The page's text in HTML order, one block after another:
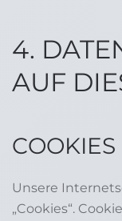
4.
AUF
COOKIES
Unsere
„Cookies“.